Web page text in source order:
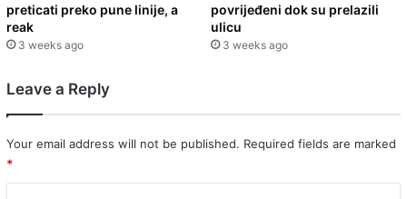
preticati preko pune linije, a
reak
3 weeks ago
povrijeđeni dok su prelazili
ulicu
3 weeks ago
Leave a Reply
Your email address will not be published. Required fields are marked
*